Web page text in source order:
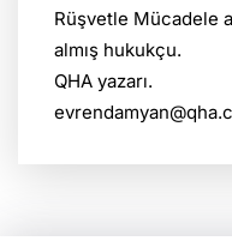
Rüşvetle Mücadele
almış hukukçu.
QHA yazarı.